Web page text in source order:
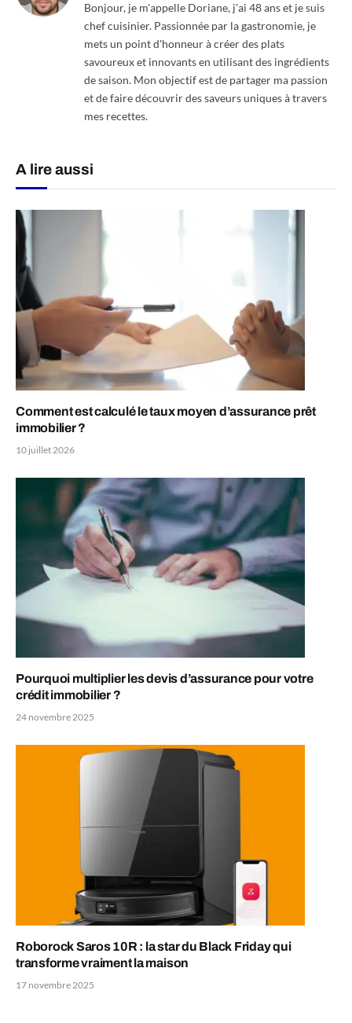
Bonjour, je m'appelle Doriane, j'ai 48 ans et je suis
chef cuisinier. Passionnée par la gastronomie, je
mets un point d'honneur à créer des plats
savoureux et innovants en utilisant des ingrédients
de saison. Mon objectif est de partager ma passion
et de faire découvrir des saveurs uniques à travers
mes recettes.
A lire aussi
Comment est calculé le taux moyen d’assurance prêt
immobilier ?
10 juillet 2026
Pourquoi multiplier les devis d’assurance pour votre
crédit immobilier ?
24 novembre 2025
Roborock Saros 10R : la star du Black Friday qui
transforme vraiment la maison
17 novembre 2025